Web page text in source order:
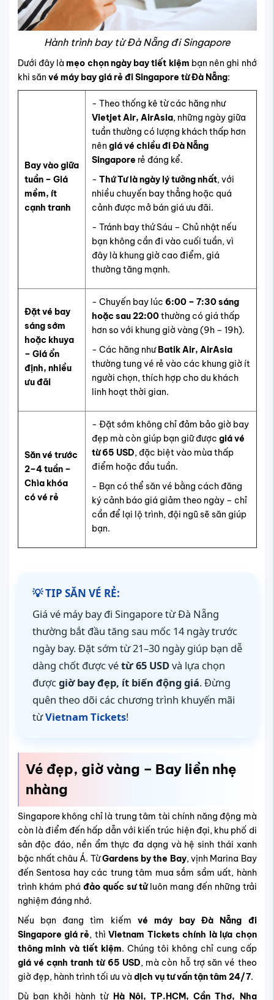
Hành trình bay từ Đà Nẵng đi Singapore
Dưới đây làmẹo chọn ngày bay tiết kiệm bạn nên ghi nhớ
khi săn vé máy bay giá rẻ đi Singapore từ Đà Nẵng:
Bay vào giữa
tuần – Giá
mềm, ít
cạnh tranh
- Theo thống kê từ các hãng như
Vietjet Air, AirAsia, những ngày giữa
tuần thường có lượng khách thấp hơn
nên giá vé chiều đi Đà Nẵng
Singapore rẻ đáng kể.
- Thứ Tư là ngày lý tưởng nhất, với
nhiều chuyến bay thẳng hoặc quá
cảnh được mở bán giá ưu đãi.
- Tránh bay thứ Sáu – Chủ nhật nếu
bạn không cần đi vào cuối tuần, vì
đây là khung giờ cao điểm, giá
thường tăng mạnh.
Đặt vé bay
sáng sớm
hoặc khuya
– Giá ổn
định, nhiều
ưu đãi
- Chuyến bay lúc 6:00 – 7:30 sáng
hoặc sau 22:00thường có giá thấp
hơn so với khung giờ vàng (9h – 19h).
- Các hãng nhưBatik Air, AirAsia
thường tung vé rẻ vào các khung giờ ít
người chọn, thích hợp cho du khách
linh hoạt thời gian.
Săn vé trước
2–4 tuần –
Chìa khóa
có vé rẻ
- Đặt sớm không chỉ đảm bảo giờ bay
đẹp mà còn giúp bạn giữ được giá vé
từ 65 USD, đặc biệt vào mùa thấp
điểm hoặc đầu tuần.
- Bạn có thể săn vé bằng cách đăng
ký cảnh báo giá giảm theo ngày – chỉ
cần để lại lộ trình, đội ngũ sẽ săn giúp
bạn.
💡 TIP SĂN VÉ RẺ:
Giá vé máy bay đi Singapore từ Đà Nẵng
thường bắt đầu tăng sau mốc 14 ngày trước
ngày bay. Đặt sớm từ 21–30 ngày giúp bạn dễ
dàng chốt được vétừ 65 USDvà lựa chọn
đượcgiờ bay đẹp, ít biến động giá. Đừng
quên theo dõi các chương trình khuyến mãi
từVietnam Tickets!
Vé đẹp, giờ vàng – Bay liền nhẹ
nhàng
Singapore không chỉ là trung tâm tài chính năng động mà
còn là điểm đến hấp dẫn với kiến trúc hiện đại, khu phố di
sản độc đáo, nền ẩm thực đa dạng và hệ sinh thái xanh
bậc nhất châu Á. TừGardens by the Bay, vịnh Marina Bay
đến Sentosa hay các trung tâm mua sắm sầm uất, hành
trình khám phá đảo quốc sư tửluôn mang đến những trải
nghiệm đáng nhớ.
Nếu bạn đang tìm kiếm vé máy bay Đà Nẵng đi
Singapore giá rẻ, thìVietnam Tickets chính là lựa chọn
thông minh và tiết kiệm. Chúng tôi không chỉ cung cấp
giá vé cạnh tranh từ 65 USD, mà còn hỗ trợ săn vé theo
giờ đẹp, hành trình tối ưu và dịch vụ tư vấn tận tâm 24/7.
Dù bạn khởi hành từ Hà Nội, TP.HCM, Cần Thơ, Nha